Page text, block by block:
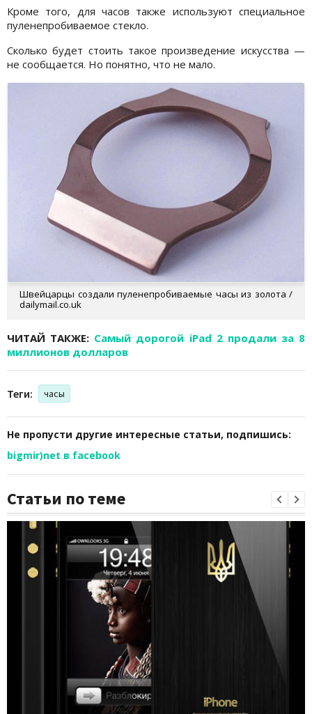
Кроме того, для часов также используют специальное
пуленепробиваемое стекло.
Сколько будет стоить такое произведение искусства —
не сообщается. Но понятно, что не мало.
Швейцарцы создали пуленепробиваемые часы из золота /
dailymail.co.uk
ЧИТАЙ ТАКЖЕ: Самый дорогой iPad 2 продали за 8
миллионов долларов
Теги: часы
Не пропусти другие интересные статьи, подпишись:
bigmir)net в facebook
Статьи по теме